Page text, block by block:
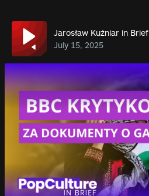
Jarosław Kuźniar in Brief
July 15, 2025